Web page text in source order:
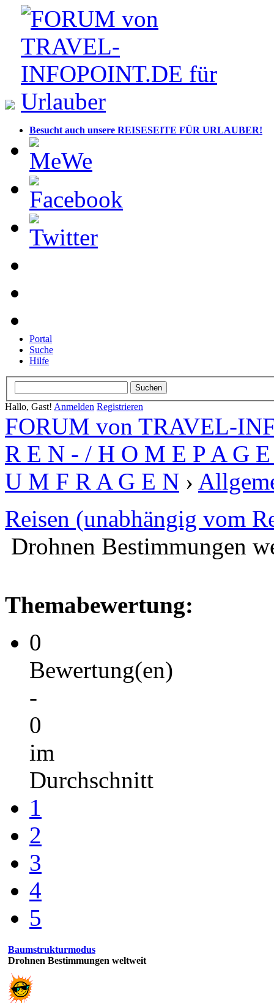
Besucht auch unsere REISESEITE FÜR URLAUBER!
Portal
Suche
Hilfe
Hallo, Gast! Anmelden Registrieren
FORUM von TRAVEL-
R E N - / H O M E P A G
U M F R A G E N ›
Reisen (unabhängig vom
Drohnen Bestimmungen
Themabewertung:
0
Bewertung(en)
-
0
im
Durchschnitt
1
2
3
4
5
Baumstrukturmodus
Drohnen Bestimmungen weltweit